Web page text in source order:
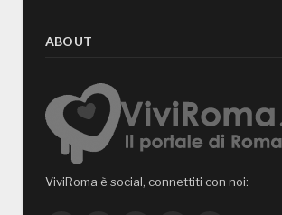
ABOUT
ViviRoma è social, connettiti con noi: